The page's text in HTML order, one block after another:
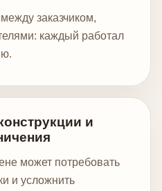
заказчиком,
каждый работал
и
может потребовать
и усложнить